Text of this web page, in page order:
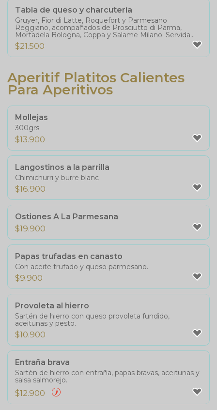
Tabla de queso y charcutería
Gruyer, Fior di Latte, Roquefort y Parmesano
Reggiano, acompañados de Prosciutto di Parma,
Mortadela Bologna, Coppa y Salame Milano. Servida
con fruta fresca de temporada para un contraste
perfecto. Ideal para compartir.
$21.500
Aperitif Platitos Calientes
Para Aperitivos
Mollejas
300grs
$13.900
Langostinos a la parrilla
Chimichurri y burre blanc
$16.900
Ostiones A La Parmesana
$19.900
Papas trufadas en canasto
Con aceite trufado y queso parmesano.
$9.900
Provoleta al hierro
Sartén de hierro con queso provoleta fundido,
aceitunas y pesto.
$10.900
Entraña brava
Sartén de hierro con entraña, papas bravas, aceitunas y
salsa salmorejo.
$12.900